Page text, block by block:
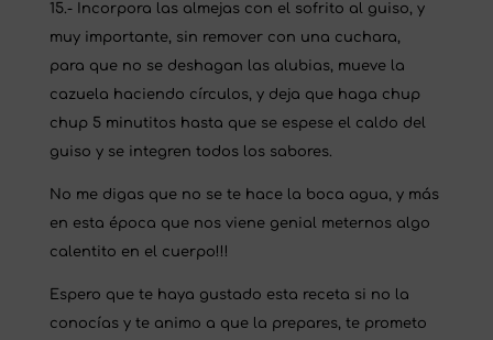
15.- Incorpora las almejas con el sofrito al guiso, y
muy importante, sin remover con una cuchara,
para que no se deshagan las alubias, mueve la
cazuela haciendo círculos, y deja que haga chup
chup 5 minutitos hasta que se espese el caldo del
guiso y se integren todos los sabores.
No me digas que no se te hace la boca agua, y más
en esta época que nos viene genial meternos algo
calentito en el cuerpo!!!
Espero que te haya gustado esta receta si no la
conocías y te animo a que la prepares, te prometo